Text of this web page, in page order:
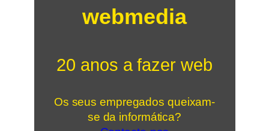
webmedia
20 anos a fazer web
Os seus empregados queixam-
se da informática?